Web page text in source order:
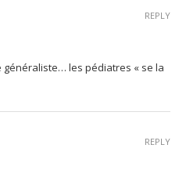
généraliste… les pédiatres « se la
REPLY
REPLY